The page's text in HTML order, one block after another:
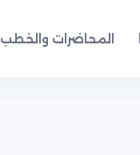
المحاضرات والخطب